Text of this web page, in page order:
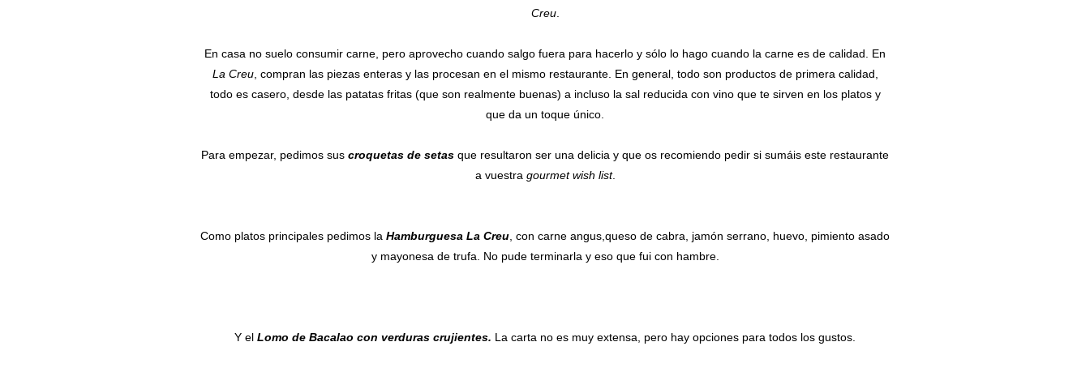
Creu.
En casa no suelo consumir carne, pero aprovecho cuando salgo fuera para hacerlo y sólo lo hago cuando la carne es de calidad. En
La Creu, compran las piezas enteras y las procesan en el mismo restaurante. En general, todo son productos de primera calidad,
todo es casero, desde las patatas fritas (que son realmente buenas) a incluso la sal reducida con vino que te sirven en los platos y
que da un toque único.
Para empezar, pedimos sus croquetas de setas que resultaron ser una delicia y que os recomiendo pedir si sumáis este restaurante
a vuestra gourmet wish list.
Como platos principales pedimos la Hamburguesa La Creu , con carne angus,queso de cabra, jamón serrano, huevo, pimiento asado
y mayonesa de trufa. No pude terminarla y eso que fui con hambre.
Y el Lomo de Bacalao con verduras crujientes. La carta no es muy extensa, pero hay opciones para todos los gustos.